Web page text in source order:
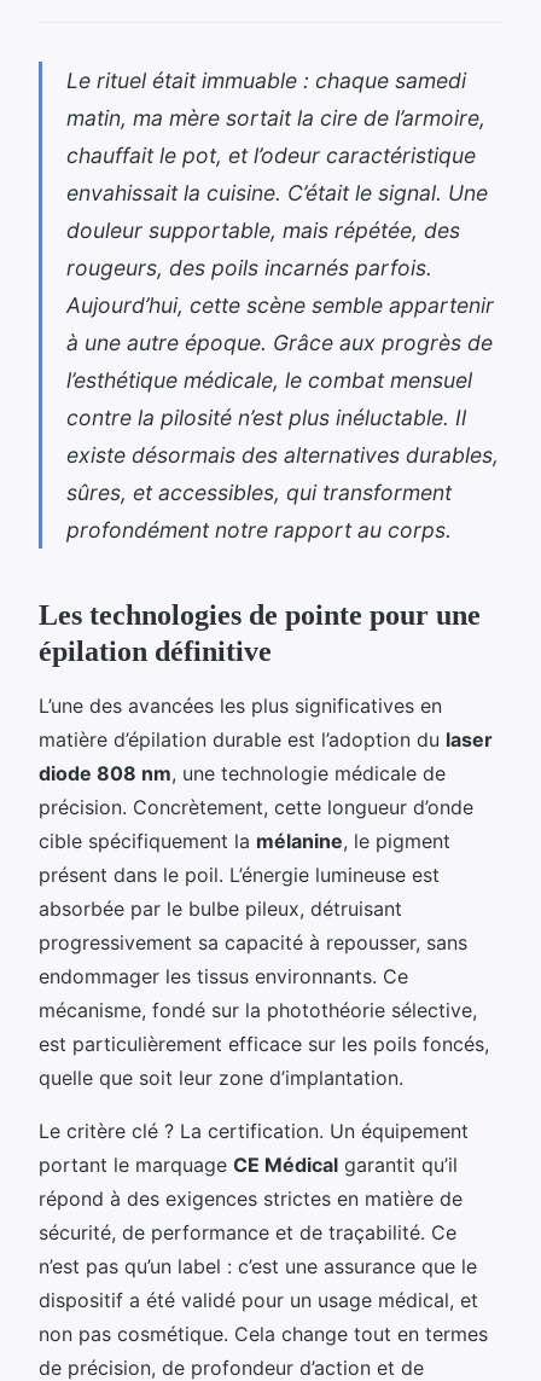
Le rituel était immuable : chaque samedi
matin, ma mère sortait la cire de l’armoire,
chauffait le pot, et l’odeur caractéristique
envahissait la cuisine. C’était le signal. Une
douleur supportable, mais répétée, des
rougeurs, des poils incarnés parfois.
Aujourd’hui, cette scène semble appartenir
à une autre époque. Grâce aux progrès de
l’esthétique médicale, le combat mensuel
contre la pilosité n’est plus inéluctable. Il
existe désormais des alternatives durables,
sûres, et accessibles, qui transforment
profondément notre rapport au corps.
Les technologies de pointe pour une
épilation définitive
L’une des avancées les plus significatives en
matière d’épilation durable est l’adoption du laser
diode 808 nm, une technologie médicale de
précision. Concrètement, cette longueur d’onde
cible spécifiquement la mélanine, le pigment
présent dans le poil. L’énergie lumineuse est
absorbée par le bulbe pileux, détruisant
progressivement sa capacité à repousser, sans
endommager les tissus environnants. Ce
mécanisme, fondé sur la photothéorie sélective,
est particulièrement efficace sur les poils foncés,
quelle que soit leur zone d’implantation.
Le critère clé ? La certification. Un équipement
portant le marquage CE Médical garantit qu’il
répond à des exigences strictes en matière de
sécurité, de performance et de traçabilité. Ce
n’est pas qu’un label : c’est une assurance que le
dispositif a été validé pour un usage médical, et
non pas cosmétique. Cela change tout en termes
de précision, de profondeur d’action et de